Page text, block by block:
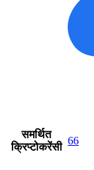
समर्थित
क्रिप्टोकरेंसी
66